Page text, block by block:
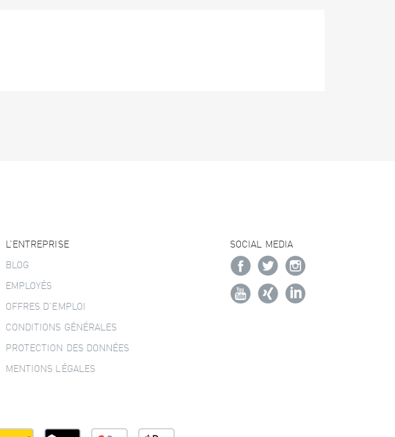
L’ENTREPRISE
BLOG
EMPLOYÉS
OFFRES D’EMPLOI
CONDITIONS GÉNÉRALES
PROTECTION DES DONNÉES
MENTIONS LÉGALES
SOCIAL MEDIA